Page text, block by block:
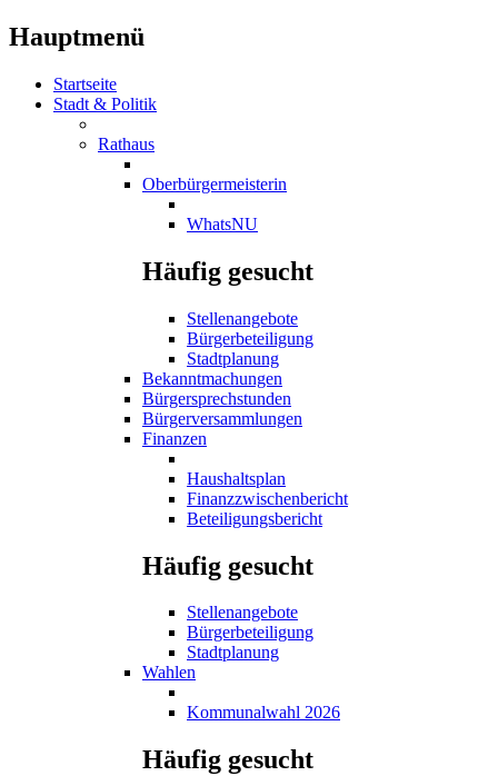
Hauptmenü
Startseite
Stadt & Politik
Rathaus
Oberbürgermeisterin
WhatsNU
Häufig gesucht
Stellenangebote
Bürgerbeteiligung
Stadtplanung
Bekanntmachungen
Bürgersprechstunden
Bürgerversammlungen
Finanzen
Haushaltsplan
Finanzzwischenbericht
Beteiligungsbericht
Häufig gesucht
Stellenangebote
Bürgerbeteiligung
Stadtplanung
Wahlen
Kommunalwahl 2026
Häufig gesucht